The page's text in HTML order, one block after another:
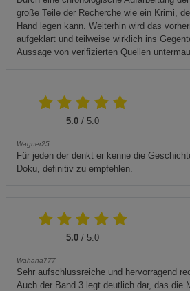
große Teile der Recherche wie ein Krimi,
Hand legen kann. Weiterhin wird das
aufgeklart und teilweise wirklich ins
Aussage von verifizierten Quellen
5.0 / 5.0
Wagner25
Für jeden der denkt er kenne die
Doku, definitiv zu empfehlen.
5.0 / 5.0
Wahana777
Sehr aufschlussreiche und hervorragend
Auch der Band 3 legt deutlich dar, das die